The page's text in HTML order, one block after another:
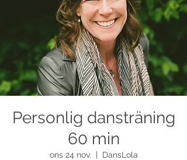
Personlig dansträning
60 min
ons 24 nov. DansLola